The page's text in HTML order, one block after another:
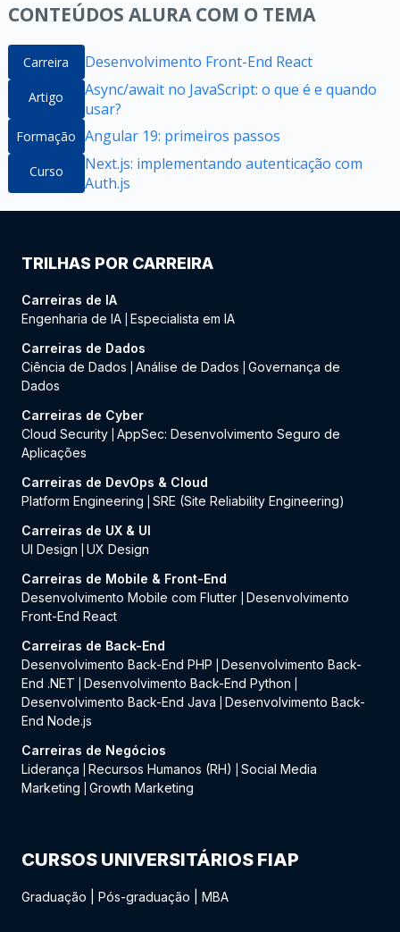
CONTEÚDOS ALURA COM O TEMA
Carreira Desenvolvimento Front-End React
Artigo
Async/await no JavaScript: o que é e quando
usar?
Formação Angular 19: primeiros passos
Curso
Next.js: implementando autenticação com
Auth.js
TRILHAS POR CARREIRA
Carreiras de IA
Engenharia de IA Especialista em IA
Carreiras de Dados
Ciência de Dados
Análise de Dados
Governança de
Dados
Carreiras de Cyber
Cloud Security AppSec: Desenvolvimento Seguro de
Aplicações
Carreiras de DevOps & Cloud
Platform Engineering
SRE (Site Reliability Engineering)
Carreiras de UX & UI
UI Design
UX Design
Carreiras de Mobile & Front-End
Desenvolvimento Mobile com Flutter
Desenvolvimento
Front-End React
Carreiras de Back-End
Desenvolvimento Back-End PHP
Desenvolvimento Back-
End .NET
Desenvolvimento Back-End Python
Desenvolvimento Back-End Java
Desenvolvimento Back-
End Node.js
Carreiras de Negócios
Liderança
Recursos Humanos (RH)
Social Media
Marketing
Growth Marketing
CURSOS UNIVERSITÁRIOS FIAP
Graduação Pós-graduação MBA